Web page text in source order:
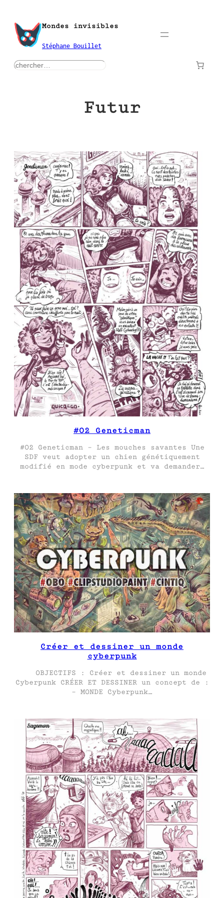
contenu
Mondes invisibles
Stéphane Bouillet
rechercher
Futur
#02 Geneticman
#02 Geneticman – Les mouches savantes Une
SDF veut adopter un chien génétiquement
modifié en mode cyberpunk et va demander…
Créer et dessiner un monde
cyberpunk
OBJECTIFS : Créer et dessiner un monde
Cyberpunk CRÉER ET DESSINER un concept de :
– MONDE Cyberpunk…